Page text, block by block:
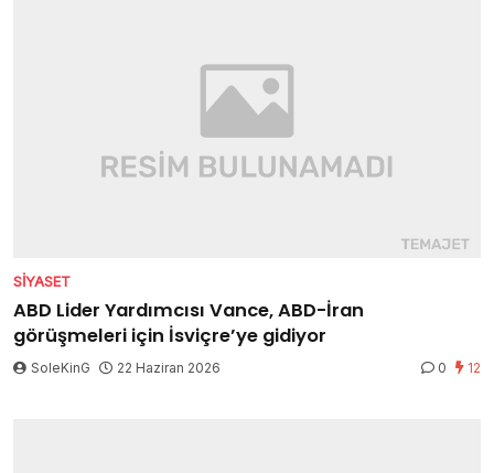
SIYASET
ABD Lider Yardımcısı Vance, ABD-İran
görüşmeleri için İsviçre’ye gidiyor
SoleKinG 22 Haziran 2026 0 12